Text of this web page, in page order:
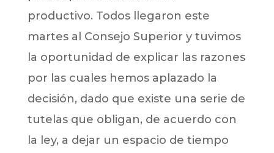
productivo. Todos llegaron este
martes al Consejo Superior y tuvimos
la oportunidad de explicar las razones
por las cuales hemos aplazado la
decisión, dado que existe una serie de
tutelas que obligan, de acuerdo con
la ley, a dejar un espacio de tiempo